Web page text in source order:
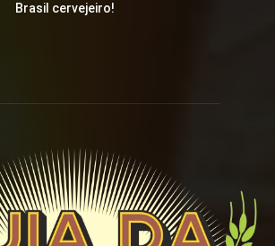
Brasil cervejeiro!